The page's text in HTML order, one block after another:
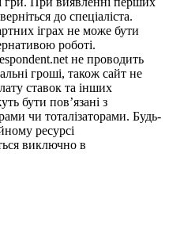
до спеціаліста.
іграх не може бути
роботі.
не проводить
гроші, також сайт не
ставок та інших
бути пов’язані з
чи тоталізаторами. Будь-
ресурсі
виключно в